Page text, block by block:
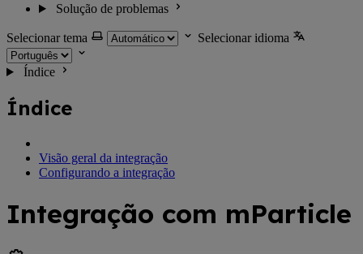
Solução de problemas
Selecionar tema Selecionar idioma
Índice
Índice
Visão geral da integração
Configurando a integração
Integração com mParticle